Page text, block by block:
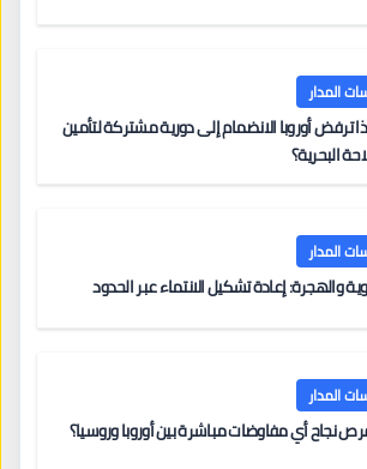
المدار
ترفض أوروبا الانضمام إلى دورية مشتركة لتأمين
البحرية؟
المدار
والهجرة: إعادة تشكيل الانتماء عبر الحدود
المدار
نجاح أي مفاوضات مباشرة بين أوروبا وروسيا؟